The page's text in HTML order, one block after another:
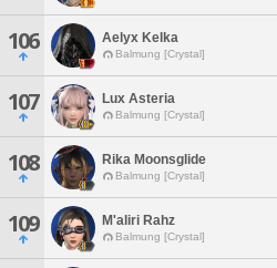
106 Aelyx Kelka
Balmung [Crystal]
107 Lux Asteria
Balmung [Crystal]
108 Rika Moonsglide
Balmung [Crystal]
109 M'aliri Rahz
Balmung [Crystal]